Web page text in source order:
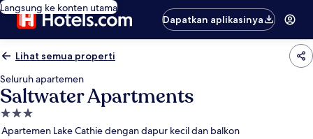
Langsung ke konten utama
Dapatkan aplikasinya
Lihat semua properti
Seluruh apartemen
Saltwater Apartments
Properti
bintang
Apartemen Lake Cathie dengan dapur kecil dan balkon